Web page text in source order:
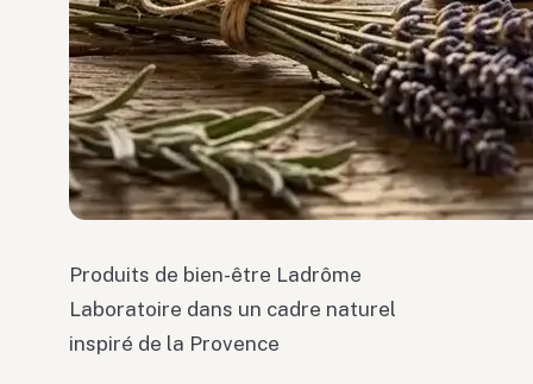
Produits de bien-être Ladrôme
Laboratoire dans un cadre naturel
inspiré de la Provence